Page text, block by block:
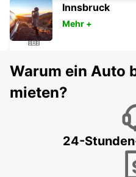
SIRACUSA - ITALY
TAL-BALAL NAXXAR
Innsbruck
Mehr +
Warum ein Auto
mieten?
24-